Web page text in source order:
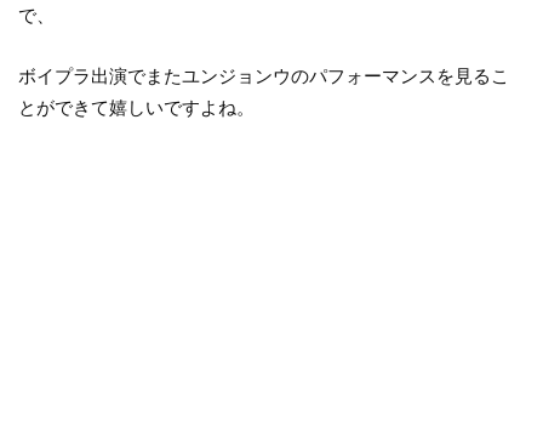
で、
ボイプラ出演でまたユンジョンウのパフォーマンスを見るこ
とができて嬉しいですよね。